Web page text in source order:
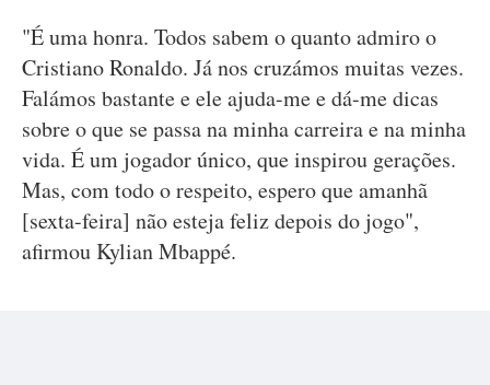
"É uma honra. Todos sabem o quanto admiro o
Cristiano Ronaldo. Já nos cruzámos muitas vezes.
Falámos bastante e ele ajuda-me e dá-me dicas
sobre o que se passa na minha carreira e na minha
vida. É um jogador único, que inspirou gerações.
Mas, com todo o respeito, espero que amanhã
[sexta-feira] não esteja feliz depois do jogo",
afirmou Kylian Mbappé.